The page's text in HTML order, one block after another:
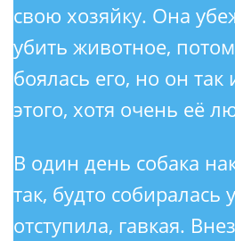
свою хозяйку. Она
убить животное,
боялась его, но он так
этого, хотя очень её
В один день собака
так, будто собиралась
отступила, гавкая.